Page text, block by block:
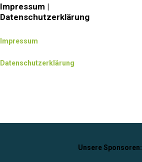
Impressum |
Datenschutzerklärung
Impressum
Datenschutzerklärung
Unsere Sponsoren: